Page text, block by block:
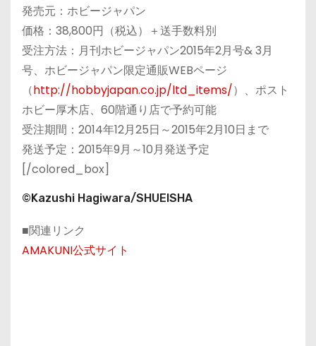
発売元：ホビージャパン
価格：38,800円（税込）＋送手数料別
受注方法：月刊ホビージャパン2015年2月号& 3月
号、ホビージャパン限定通販WEBページ
（http://hobbyjapan.co.jp/ltd_items/）、ポスト
ホビー厚木店、60階通り店で予約可能
受注期間：2014年12月25日～2015年2月10日まで
発送予定：2015年9月～10月発送予定
[/colored_box]
©Kazushi Hagiwara/SHUEISHA
■関連リンク
AMAKUNI公式サイト